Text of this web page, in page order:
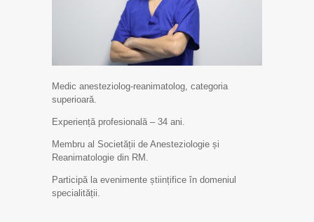
Medic anesteziolog-reanimatolog, categoria
superioară.
Experiență profesională – 34 ani.
Membru al Societății de Anesteziologie și
Reanimatologie din RM.
Participă la evenimente științifice în domeniul
specialității.